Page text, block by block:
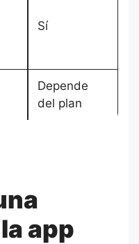
Sí
Depende
del plan
app